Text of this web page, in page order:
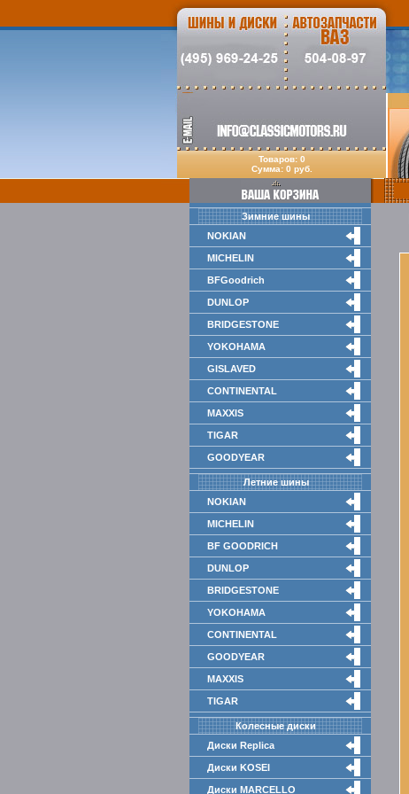
Товаров: 0
Сумма: 0 руб.
Зимние шины
NOKIAN
MICHELIN
BFGoodrich
DUNLOP
BRIDGESTONE
YOKOHAMA
GISLAVED
CONTINENTAL
MAXXIS
TIGAR
GOODYEAR
Летние шины
NOKIAN
MICHELIN
BF GOODRICH
DUNLOP
BRIDGESTONE
YOKOHAMA
CONTINENTAL
GOODYEAR
MAXXIS
TIGAR
Колесные диски
Диски Replica
Диски KOSEI
Диски MARCELLO